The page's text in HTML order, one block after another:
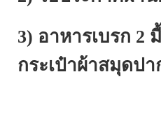
3) อาหารเบรก 2
กระเป๋าผ้าสมุดป